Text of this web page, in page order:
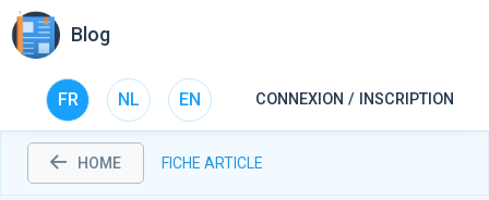
Blog
FR NL EN CONNEXION / INSCRIPTION
HOME FICHE ARTICLE